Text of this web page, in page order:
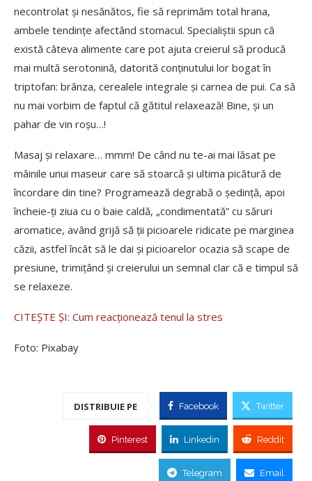
necontrolat și nesănătos, fie să reprimăm total hrana,
ambele tendințe afectând stomacul. Specialiștii spun că
există câteva alimente care pot ajuta creierul să producă
mai multă serotonină, datorită conținutului lor bogat în
triptofan: brânza, cerealele integrale și carnea de pui. Ca să
nu mai vorbim de faptul că gătitul relaxează! Bine, și un
pahar de vin roșu…!
Masaj și relaxare… mmm! De când nu te-ai mai lăsat pe
mâinile unui maseur care să stoarcă și ultima picătură de
încordare din tine? Programează degrabă o ședință, apoi
încheie-ți ziua cu o baie caldă, „condimentată” cu săruri
aromatice, având grijă să ții picioarele ridicate pe marginea
căzii, astfel încât să le dai și picioarelor ocazia să scape de
presiune, trimițând și creierului un semnal clar că e timpul să
se relaxeze.
CITEȘTE ȘI: Cum reacționează tenul la stres
Foto: Pixabay
DISTRIBUIE PE Facebook Twitter
Pinterest Linkedin Reddit
Telegram Email